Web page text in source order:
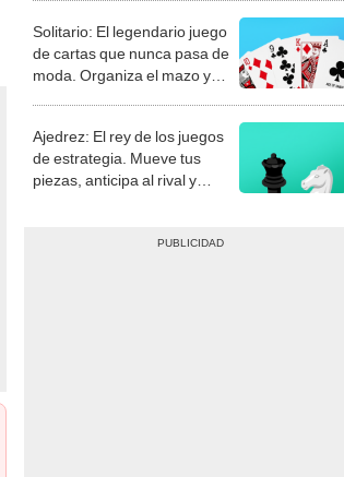
Solitario: El legendario juego
de cartas que nunca pasa de
moda. Organiza el mazo y
Ajedrez: El rey de los juegos
de estrategia. Mueve tus
piezas, anticipa al rival y